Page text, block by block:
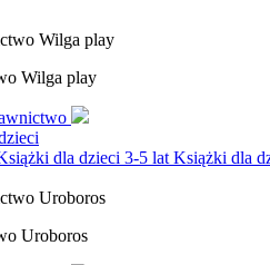
Wilga play
dla dzieci 3-5 lat Książki dla
Uroboros